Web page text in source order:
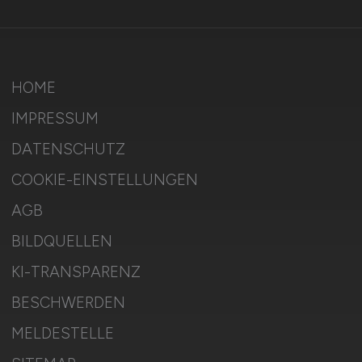
HOME
IMPRESSUM
DATENSCHUTZ
COOKIE-EINSTELLUNGEN
AGB
BILDQUELLEN
KI-TRANSPARENZ
BESCHWERDEN
MELDESTELLE